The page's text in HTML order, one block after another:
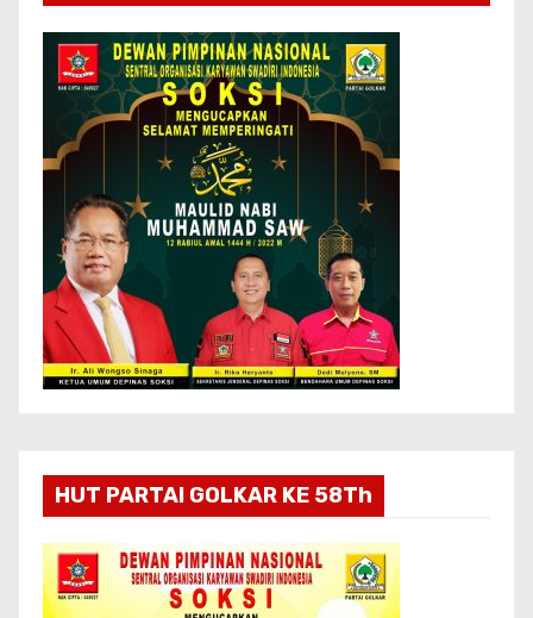
HUT PARTAI GOLKAR KE 58Th